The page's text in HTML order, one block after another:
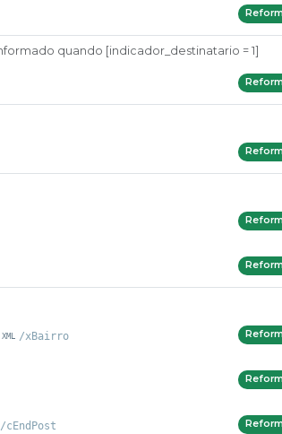
quando [indicador_destinatario = 1]
/xBairro
/cEndPost